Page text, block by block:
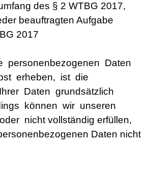
des § 2 WTBG 2017,
beauftragten Aufgabe
2017
personenbezogenen Daten
erheben, ist die
Daten grundsätzlich
können wir unseren
nicht vollständig erfüllen,
Daten nicht